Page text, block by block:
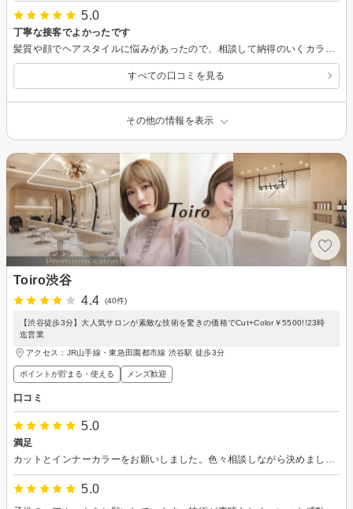
5.0
丁寧な接客でよかったです
すべての口コミを見る
その他の情報を表示
Toiro渋谷
4.4
(40件)
【渋谷徒歩3分】大人気サロンが素敵な技術を驚きの価格でCut+Color￥5500!!23時
迄営業
アクセス：JR山手線・東急田園都市線 渋谷駅 徒歩3分
ポイントが貯まる・使える メンズ歓迎
口コミ
5.0
満足
5.0